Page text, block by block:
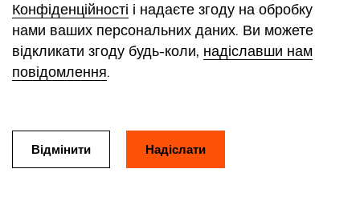
Конфіденційності і надаєте згоду на обробку
нами ваших персональних даних. Ви можете
відкликати згоду будь-коли, надіславши нам
повідомлення.
Відмінити